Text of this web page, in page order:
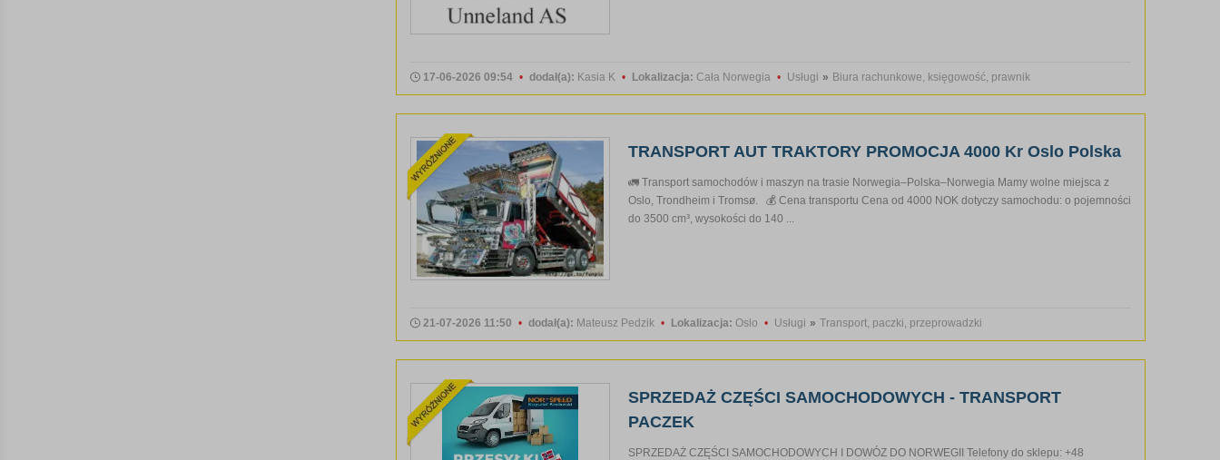
17-06-2026 09:54 • dodał(a): Kasia K • Lokalizacja: Cała Norwegia • Usługi » Biura rachunkowe, księgowość, prawnik
TRANSPORT AUT TRAKTORY PROMOCJA 4000 Kr Oslo Polska
🚛 Transport samochodów i maszyn na trasie Norwegia–Polska–Norwegia Mamy wolne miejsca z
Oslo, Trondheim i Tromsø. 💰 Cena transportu Cena od 4000 NOK dotyczy samochodu: o pojemności
do 3500 cm³, wysokości do 140 ...
21-07-2026 11:50 • dodał(a): Mateusz Pedzik • Lokalizacja: Oslo • Usługi » Transport, paczki, przeprowadzki
SPRZEDAŻ CZĘŚCI SAMOCHODOWYCH - TRANSPORT
PACZEK
SPRZEDAŻ CZĘŚCI SAMOCHODOWYCH I DOWÓZ DO NORWEGII Telefony do sklepu: +48